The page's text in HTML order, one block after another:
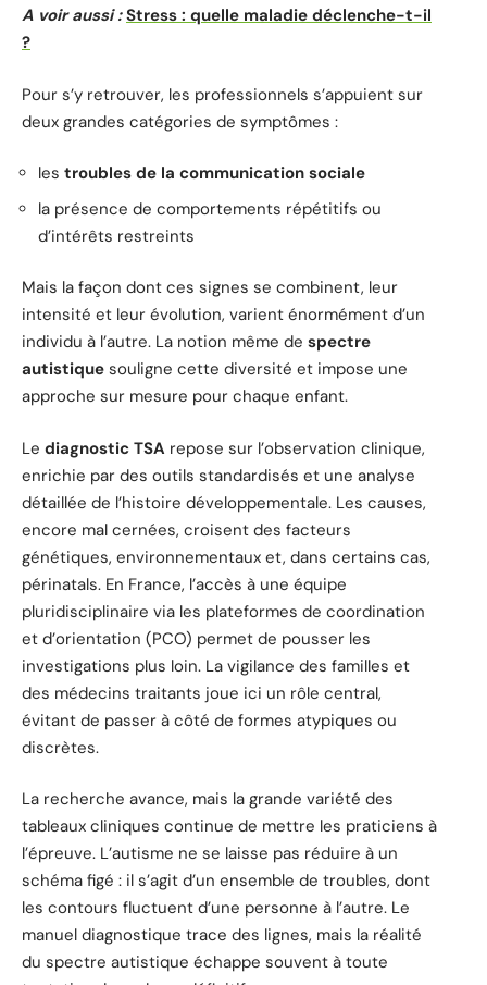
A voir aussi : Stress : quelle maladie déclenche-t-il
?
Pour s’y retrouver, les professionnels s’appuient sur
deux grandes catégories de symptômes :
les troubles de la communication sociale
la présence de comportements répétitifs ou
d’intérêts restreints
Mais la façon dont ces signes se combinent, leur
intensité et leur évolution, varient énormément d’un
individu à l’autre. La notion même de spectre
autistique souligne cette diversité et impose une
approche sur mesure pour chaque enfant.
Le diagnostic TSA repose sur l’observation clinique,
enrichie par des outils standardisés et une analyse
détaillée de l’histoire développementale. Les causes,
encore mal cernées, croisent des facteurs
génétiques, environnementaux et, dans certains cas,
périnatals. En France, l’accès à une équipe
pluridisciplinaire via les plateformes de coordination
et d’orientation (PCO) permet de pousser les
investigations plus loin. La vigilance des familles et
des médecins traitants joue ici un rôle central,
évitant de passer à côté de formes atypiques ou
discrètes.
La recherche avance, mais la grande variété des
tableaux cliniques continue de mettre les praticiens à
l’épreuve. L’autisme ne se laisse pas réduire à un
schéma figé : il s’agit d’un ensemble de troubles, dont
les contours fluctuent d’une personne à l’autre. Le
manuel diagnostique trace des lignes, mais la réalité
du spectre autistique échappe souvent à toute